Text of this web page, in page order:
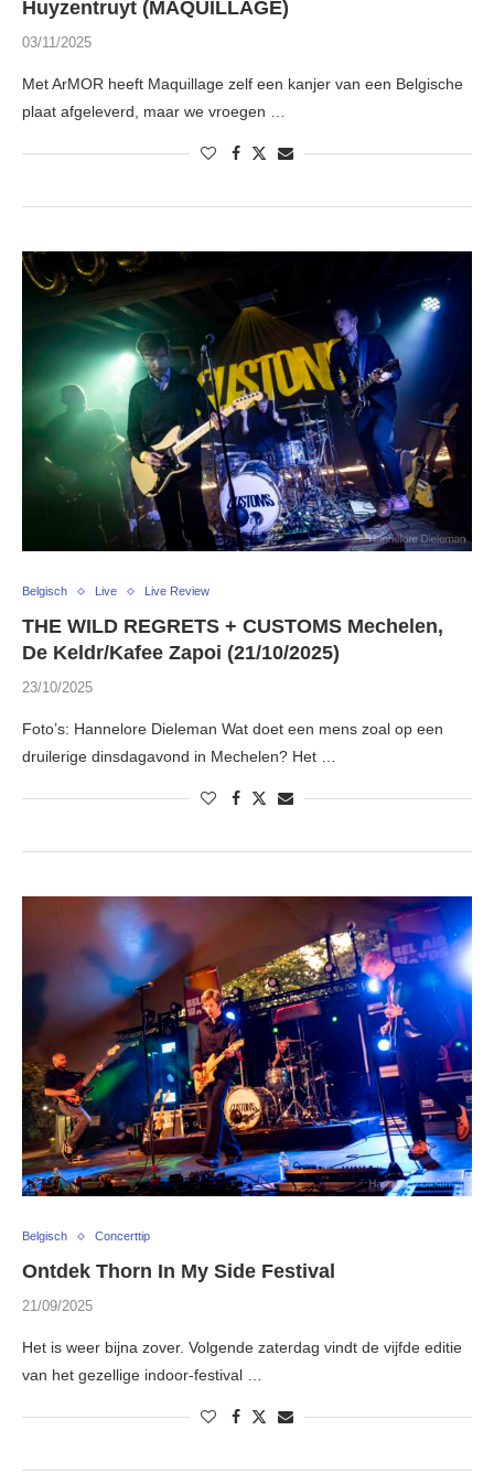
Huyzentruyt (MAQUILLAGE)
03/11/2025
Met ArMOR heeft Maquillage zelf een kanjer van een Belgische
plaat afgeleverd, maar we vroegen …
Belgisch Live Live Review
THE WILD REGRETS + CUSTOMS Mechelen,
De Keldr/Kafee Zapoi (21/10/2025)
23/10/2025
Foto’s: Hannelore Dieleman Wat doet een mens zoal op een
druilerige dinsdagavond in Mechelen? Het …
Belgisch Concerttip
Ontdek Thorn In My Side Festival
21/09/2025
Het is weer bijna zover. Volgende zaterdag vindt de vijfde editie
van het gezellige indoor-festival …